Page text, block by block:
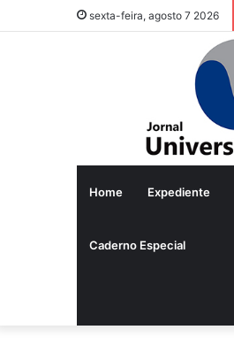
sexta-feira, agosto 7 2026
Home Expediente
Caderno Especial